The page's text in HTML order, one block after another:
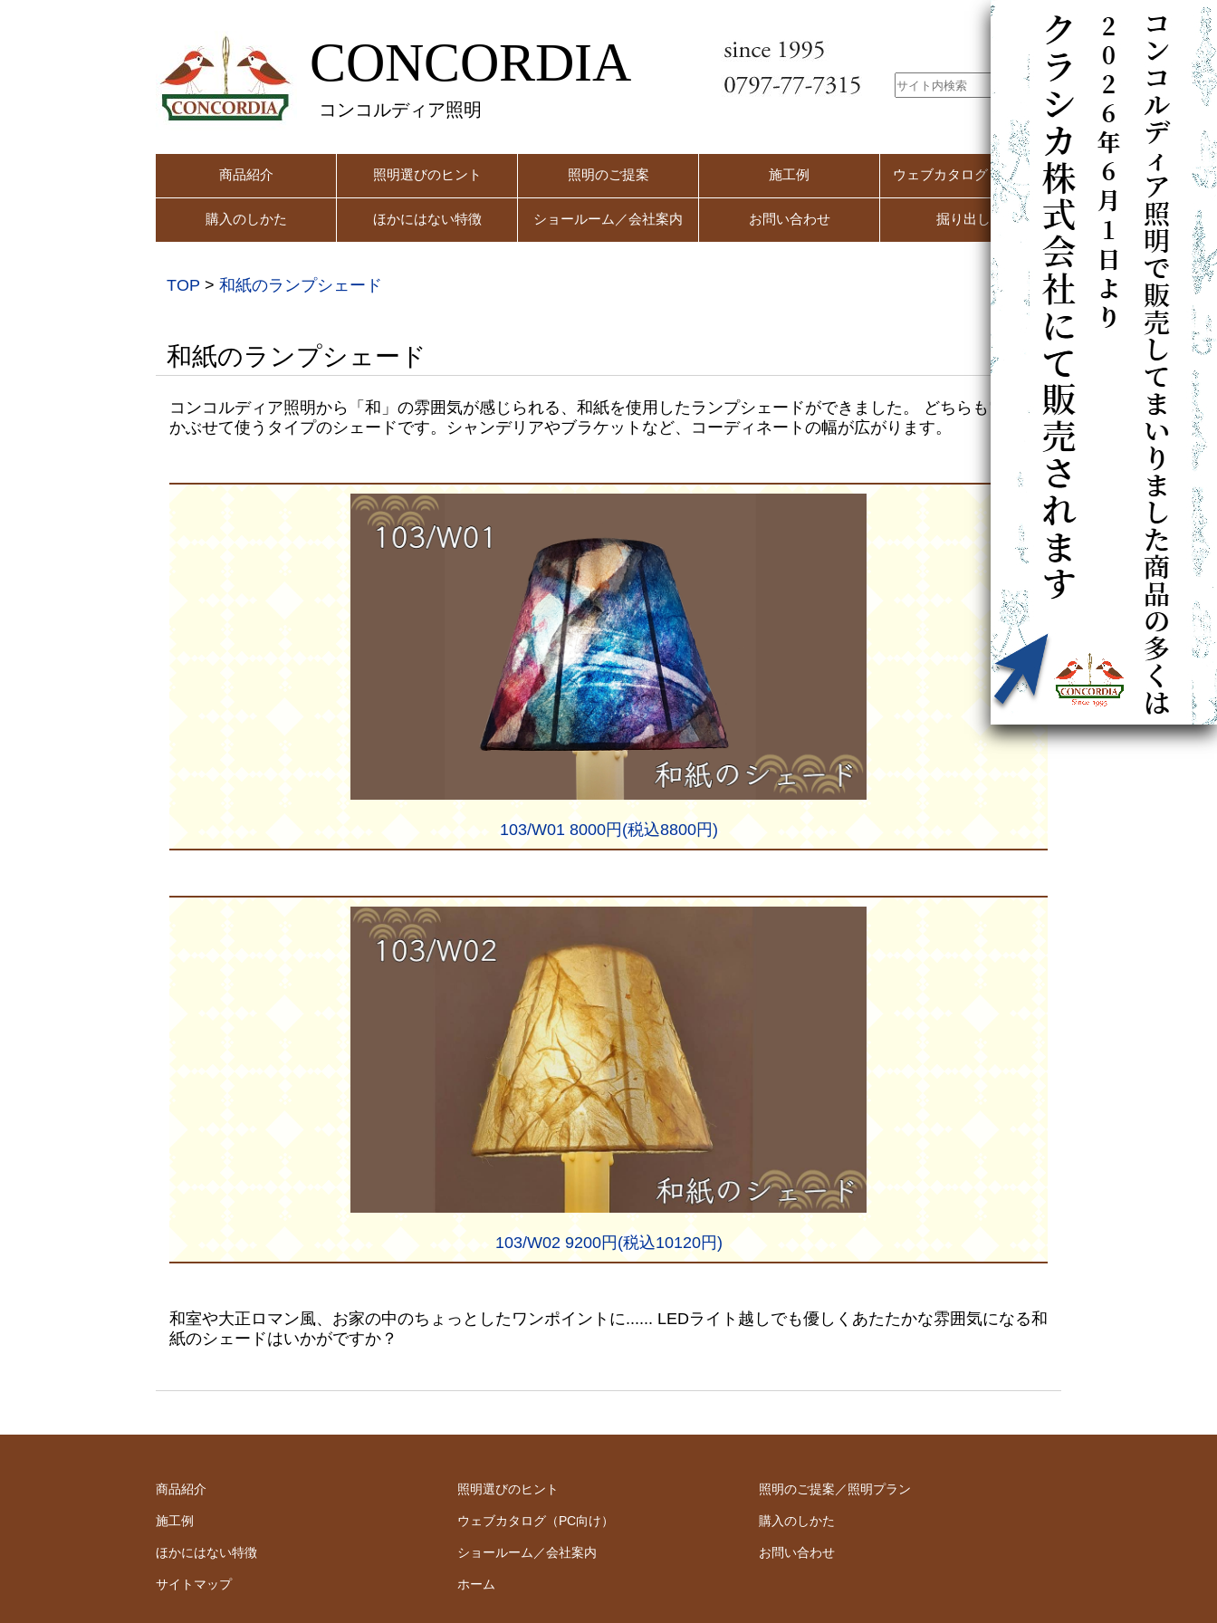
CONCORDIA
コンコルディア照明
商品紹介 照明選びのヒント 照明のご提案 施工例 ウェブカタログ（PC用）
購入のしかた ほかにはない特徴 ショールーム／会社案内 お問い合わせ 掘り出し市
TOP > 和紙のランプシェード
和紙のランプシェード
コンコルディア照明から「和」の雰囲気が感じられる、和紙を使用したランプシェードができました。 どちらも電球に
かぶせて使うタイプのシェードです。シャンデリアやブラケットなど、コーディネートの幅が広がります。
103/W01 8000円(税込8800円)
103/W02 9200円(税込10120円)
和室や大正ロマン風、お家の中のちょっとしたワンポイントに...... LEDライト越しでも優しくあたたかな雰囲気になる和
紙のシェードはいかがですか？
商品紹介 照明選びのヒント 照明のご提案／照明プラン
施工例 ウェブカタログ（PC向け） 購入のしかた
ほかにはない特徴 ショールーム／会社案内 お問い合わせ
サイトマップ ホーム